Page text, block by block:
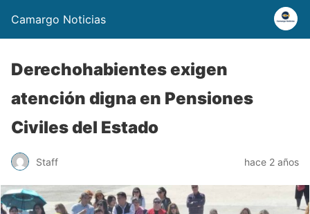
Camargo Noticias
Derechohabientes exigen
atención digna en Pensiones
Civiles del Estado
Staff hace 2 años